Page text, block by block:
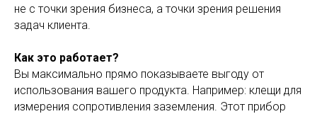
не с точки зрения бизнеса, а точки зрения решения
задач клиента.
Как это работает?
Вы максимально прямо показываете выгоду от
использования вашего продукта. Например: клещи для
измерения сопротивления заземления. Этот прибор